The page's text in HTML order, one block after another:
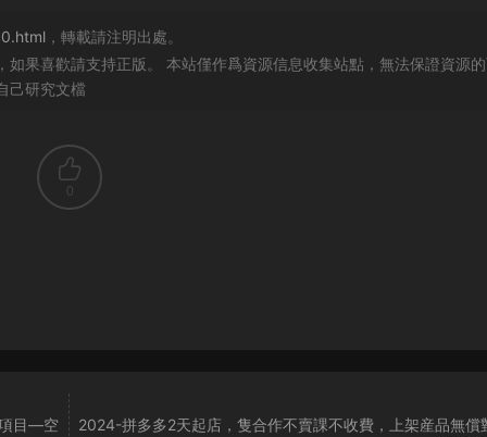
，轉載請注明出處。
果喜歡請支持正版。 本站僅作爲資源信息收集站點，無法保證資源
己研究文檔
0
目—空
2024-拼多多2天起店，隻合作不賣課不收費，上架産品無償